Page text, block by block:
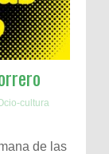
cultura
de las